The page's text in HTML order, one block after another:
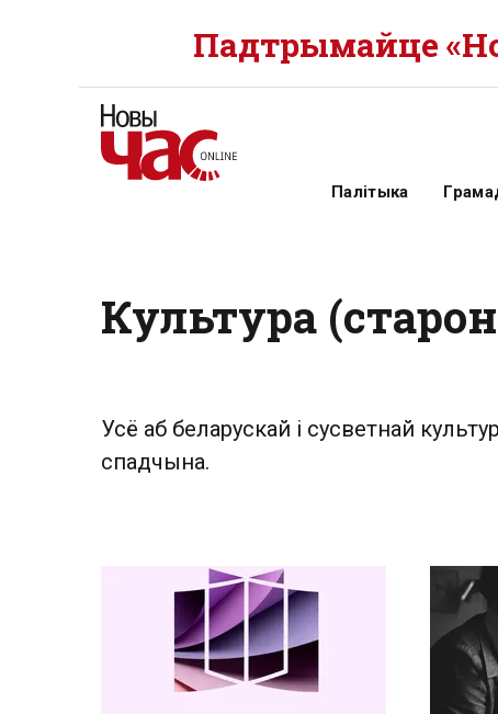
Падтрымайце
Палітыка
Культура
Усё аб беларускай і сусветнай
спадчына.